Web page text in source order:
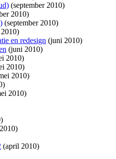
(september 2010)
2010)
(september 2010)
en redesign (juni 2010)
(juni 2010)
2010)
2010)
2010)
2010)
(april 2010)